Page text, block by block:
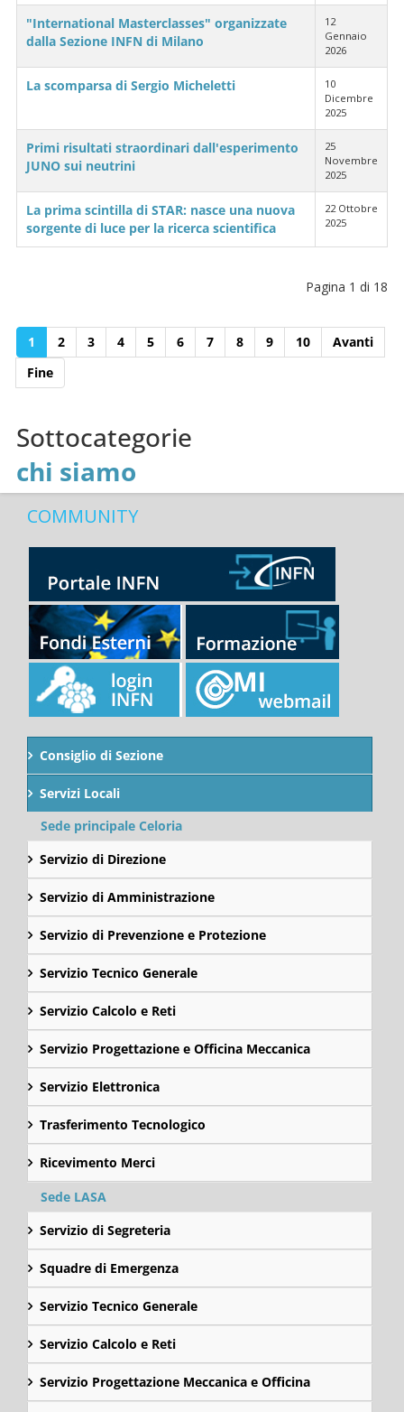
"International Masterclasses" organizzate
dalla Sezione INFN di Milano
12
Gennaio
2026
La scomparsa di Sergio Micheletti
10
Dicembre
2025
Primi risultati straordinari dall'esperimento
JUNO sui neutrini
25
Novembre
2025
La prima scintilla di STAR: nasce una nuova
sorgente di luce per la ricerca scientifica
22 Ottobre
2025
Pagina 1 di 18
1 2 3 4 5 6 7 8 9 10
Avanti
Fine
Sottocategorie
chi siamo
COMMUNITY
Consiglio di Sezione
Servizi Locali
Sede principale Celoria
Servizio di Direzione
Servizio di Amministrazione
Servizio di Prevenzione e Protezione
Servizio Tecnico Generale
Servizio Calcolo e Reti
Servizio Progettazione e Officina Meccanica
Servizio Elettronica
Trasferimento Tecnologico
Ricevimento Merci
Sede LASA
Servizio di Segreteria
Squadre di Emergenza
Servizio Tecnico Generale
Servizio Calcolo e Reti
Servizio Progettazione Meccanica e Officina